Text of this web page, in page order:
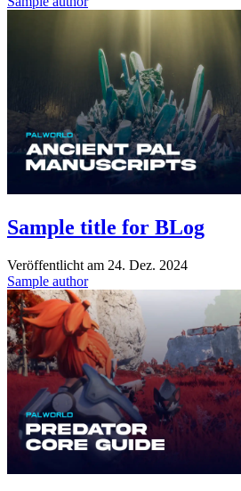
Sample title for BLog
Veröffentlicht am 24. Dez. 2024
Sample author